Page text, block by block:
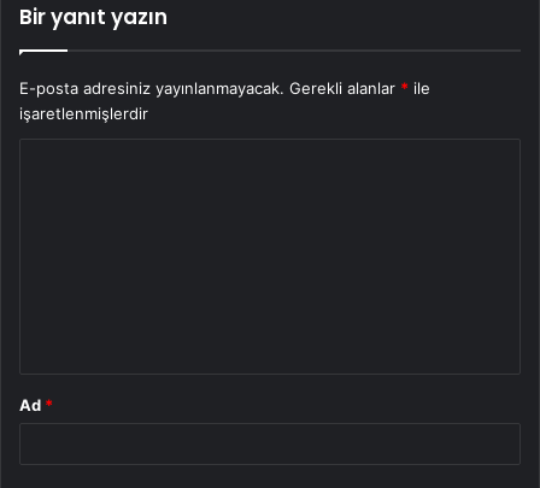
Bir yanıt yazın
E-posta adresiniz yayınlanmayacak. Gerekli alanlar * ile
işaretlenmişlerdir
Ad *